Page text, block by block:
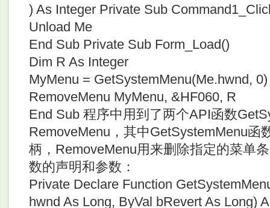
) As Integer Private Sub
Unload Me
End Sub Private Sub Form_Load()
Dim R As Integer
MyMenu = GetSystemMenu(Me.hwnd, 0)
RemoveMenu MyMenu, &HF060, R
End Sub 程序中用到了两个API函数
RemoveMenu，其中GetSystemMenu函
柄，RemoveMenu用来删除指定的菜单
数的声明和参数：
Private Declare Function
hwnd As Long, ByVal bRevert As Long)